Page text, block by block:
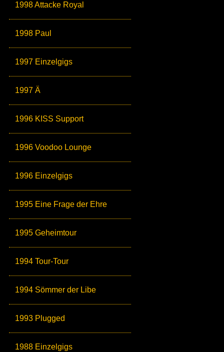
1998 Attacke Royal
1998 Paul
1997 Einzelgigs
1997 Ä
1996 KISS Support
1996 Voodoo Lounge
1996 Einzelgigs
1995 Eine Frage der Ehre
1995 Geheimtour
1994 Tour-Tour
1994 Sömmer der Libe
1993 Plugged
1988 Einzelgigs